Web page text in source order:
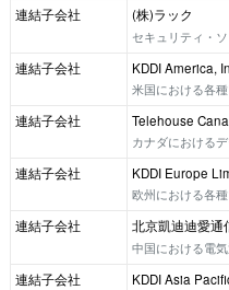
連結子会社
(株)ラック
セキュリティ・
連結子会社
KDDI America,
米国における各
連結子会社
Telehouse
カナダにおける
連結子会社
KDDI Europe
欧州における各
連結子会社
北京凱迪迪愛通
中国における電
連結子会社
KDDI Asia